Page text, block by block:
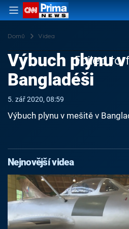
Domů Videa
Failed to
Výbuch plynu
Bangladéši
5. zář 2020, 08:59
Výbuch plynu v mešitě v
Nejnovější videa